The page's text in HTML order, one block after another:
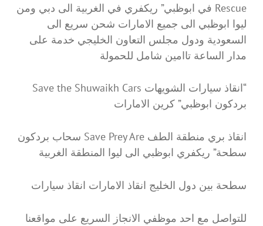
Rescue في ابوظبي” ريكفري في الغربية الى دبي ومن
ليوا ابوظبي الى جميع الامارات شحن سريع الى
السعودية ودول مجلس التعاون الخليجي خدمة على
مدار الساعة تاامين شامل للحمولة
“انقاذ سيارات الشويهات Save the Shuwaikh Cars
بردكون ابوظبي” كرين الامارات
انقاذ بري منطقة الطف Save Prey Are سحاب بردكون
سطحة” ريكفري ابوظبي الى ليوا المنطقة الغربية
سطحة بين دول الخليج انقاذ الامارات انقاذ سيارات
للتواصل مع احد موظفي الانجاز السريع على مواقعنا